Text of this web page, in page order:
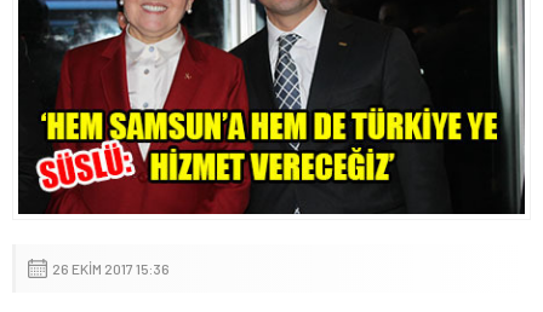
26 EKIM 2017 15:36